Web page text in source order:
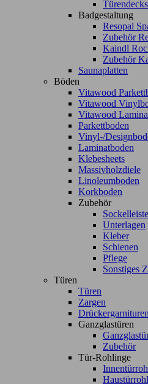
Türendecks
Badgestaltung
Resopal
Zubehör
Kaindl
Zubehör
Saunaplatten
Böden
Vitawood
Vitawood
Vitawood
Parkettboden
Vinyl-/
Laminatboden
Klebesheets
Massivholzdiele
Linoleumboden
Korkboden
Zubehör
Unterlagen
Kleber
Schienen
Pflege
Sonstiges
Türen
Türen
Zargen
Drückergarnituren
Ganzglastüren
Zubehör
Tür-Rohlinge